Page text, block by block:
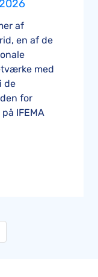
af
en af de
med
de
for
IFEMA